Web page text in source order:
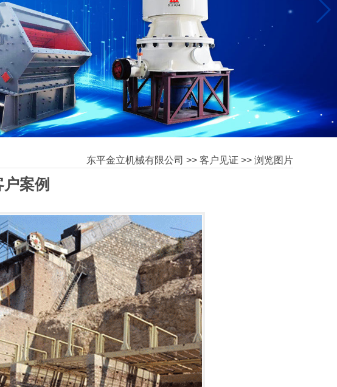
东平金立机械有限公司 >> 客户见证 >> 浏览图片
户案例